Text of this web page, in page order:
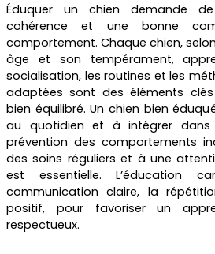
Éduquer un chien demande
cohérence et une bonne
comportement. Chaque chien,
âge et son tempérament,
socialisation, les routines et les
adaptées sont des éléments
bien équilibré. Un chien bien
au quotidien et à intégrer
prévention des comportements
des soins réguliers et à une
est essentielle. L’éducation
communication claire, la
positif, pour favoriser un
respectueux.